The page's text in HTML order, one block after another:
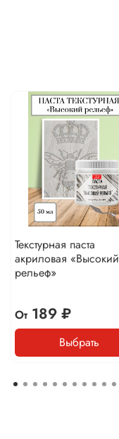
Текстурная паста
акриловая «Высокий
рельеф»
От189 ₽
Выбрать